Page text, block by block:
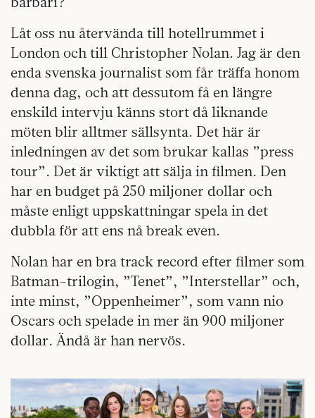
Låt oss nu återvända till hotellrummet i
London och till Christopher Nolan. Jag är den
enda svenska journalist som får träffa honom
denna dag, och att dessutom få en längre
enskild intervju känns stort då liknande
möten blir alltmer sällsynta. Det här är
inledningen av det som brukar kallas ”press
tour”. Det är viktigt att sälja in filmen. Den
har en budget på 250 miljoner dollar och
måste enligt uppskattningar spela in det
dubbla för att ens nå break even.
Nolan har en bra track record efter filmer som
Batman-trilogin, ”Tenet”, ”Interstellar” och,
inte minst, ”Oppenheimer”, som vann nio
Oscars och spelade in mer än 900 miljoner
dollar. Ändå är han nervös.